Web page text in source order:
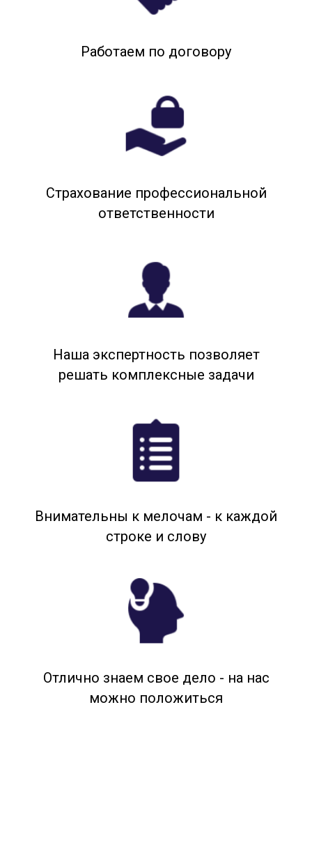
Работаем по договору
Страхование профессиональной
ответственности
Наша экспертность позволяет
решать комплексные задачи
Внимательны к мелочам - к каждой
строке и слову
Отлично знаем свое дело - на нас
можно положиться